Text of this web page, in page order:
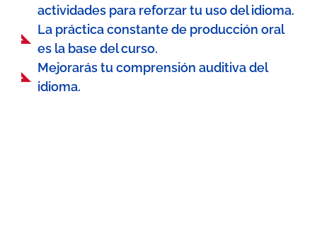
actividades para reforzar tu uso del idioma.
La práctica constante de producción oral
es la base del curso.
Mejorarás tu comprensión auditiva del
idioma.